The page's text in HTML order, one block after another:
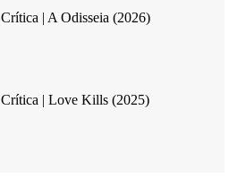
Crítica | A Odisseia (2026)
Crítica | Love Kills (2025)